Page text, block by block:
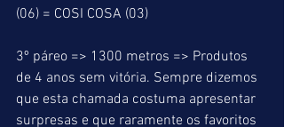
(06) = COSI COSA (03)
3º páreo => 1300 metros => Produtos
de 4 anos sem vitória. Sempre dizemos
que esta chamada costuma apresentar
surpresas e que raramente os favoritos